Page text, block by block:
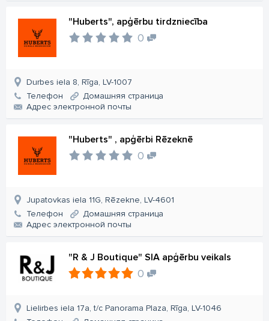
"Huberts", apģērbu tirdzniecība
0
Durbes iela 8, Rīga, LV-1007
Телефон
Домашняя страница
Aдрес электронной почты
"Huberts" , apģērbi Rēzeknē
0
Jupatovkas iela 11G, Rēzekne, LV-4601
Телефон
Домашняя страница
Aдрес электронной почты
"R & J Boutique" SIA apģērbu veikals
0
Lielirbes iela 17a, t/c Panorama Plaza, Rīga, LV-1046